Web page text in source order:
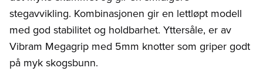
stegavvikling. Kombinasjonen gir en lettløpt modell
med god stabilitet og holdbarhet. Yttersåle, er av
Vibram Megagrip med 5mm knotter som griper godt
på myk skogsbunn.